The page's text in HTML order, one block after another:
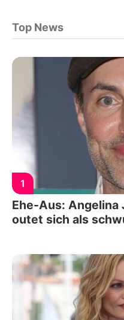
Top News
1
Ehe-Aus: Angelina
outet sich als